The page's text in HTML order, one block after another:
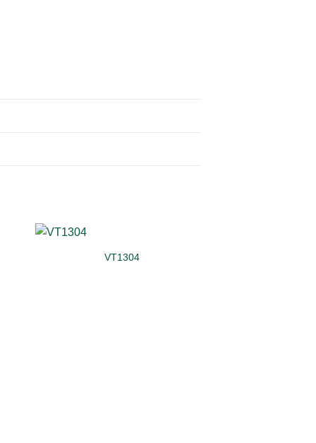
VT1304